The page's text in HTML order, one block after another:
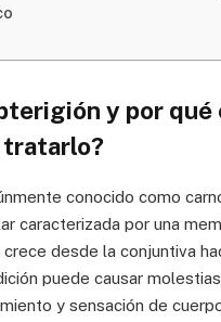
y por qué
conocido como
caracterizada por una
desde la conjuntiva
puede causar
y sensación de